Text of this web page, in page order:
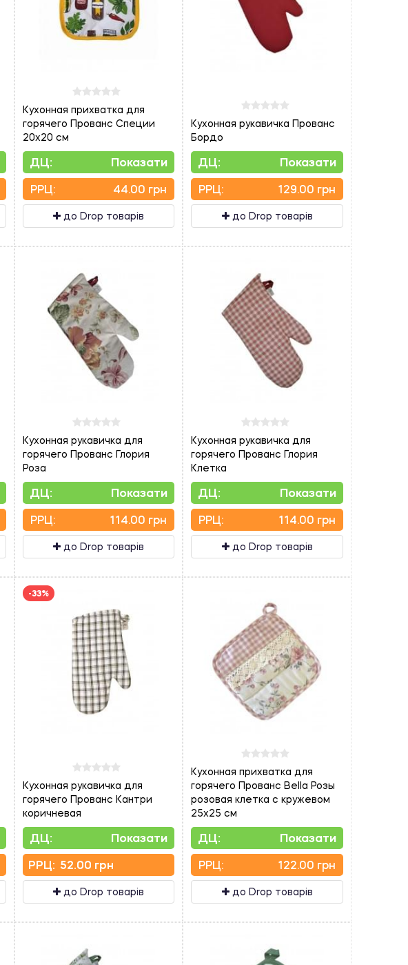
Кухонная прихватка для
горячего Прованс Специи
20х20 см
ДЦ: Показати
PPЦ: 44.00 грн
до Drop товарів
Кухонная рукавичка Прованс
Бордо
ДЦ: Показати
PPЦ: 129.00 грн
до Drop товарів
Кухонная рукавичка для
горячего Прованс Глория
Роза
ДЦ: Показати
PPЦ: 114.00 грн
до Drop товарів
Кухонная рукавичка для
горячего Прованс Глория
Клетка
ДЦ: Показати
PPЦ: 114.00 грн
до Drop товарів
-33%
Кухонная рукавичка для
горячего Прованс Кантри
коричневая
ДЦ: Показати
PPЦ: 52.00 грн
до Drop товарів
Кухонная прихватка для
горячего Прованс Bella Розы
розовая клетка с кружевом
25х25 см
ДЦ: Показати
PPЦ: 122.00 грн
до Drop товарів